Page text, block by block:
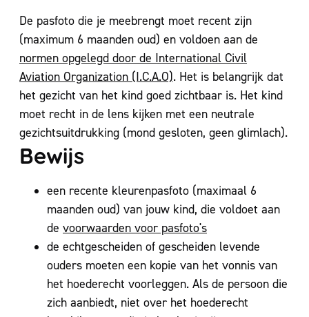
De pasfoto die je meebrengt moet recent zijn
(maximum 6 maanden oud) en voldoen aan de
normen opgelegd door de International Civil
Aviation Organization (I.C.A.O). Het is belangrijk dat
het gezicht van het kind goed zichtbaar is. Het kind
moet recht in de lens kijken met een neutrale
gezichtsuitdrukking (mond gesloten, geen glimlach).
Bewijs
een recente kleurenpasfoto (maximaal 6
maanden oud) van jouw kind, die voldoet aan
de voorwaarden voor pasfoto's
de echtgescheiden of gescheiden levende
ouders moeten een kopie van het vonnis van
het hoederecht voorleggen. Als de persoon die
zich aanbiedt, niet over het hoederecht